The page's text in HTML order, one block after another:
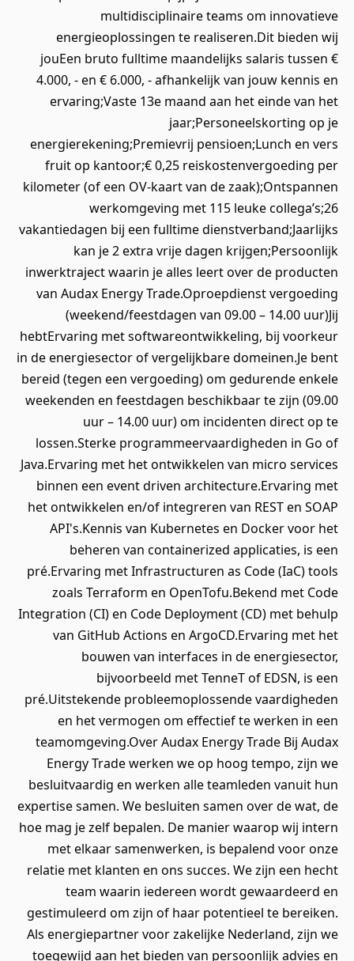
multidisciplinaire teams om innovatieve
energieoplossingen te realiseren.Dit bieden wij
jouEen bruto fulltime maandelijks salaris tussen €
4.000, - en € 6.000, - afhankelijk van jouw kennis en
ervaring;Vaste 13e maand aan het einde van het
jaar;Personeelskorting op je
energierekening;Premievrij pensioen;Lunch en vers
fruit op kantoor;€ 0,25 reiskostenvergoeding per
kilometer (of een OV-kaart van de zaak);Ontspannen
werkomgeving met 115 leuke collega’s;26
vakantiedagen bij een fulltime dienstverband;Jaarlijks
kan je 2 extra vrije dagen krijgen;Persoonlijk
inwerktraject waarin je alles leert over de producten
van Audax Energy Trade.Oproepdienst vergoeding
(weekend/feestdagen van 09.00 – 14.00 uur)Jij
hebtErvaring met softwareontwikkeling, bij voorkeur
in de energiesector of vergelijkbare domeinen.Je bent
bereid (tegen een vergoeding) om gedurende enkele
weekenden en feestdagen beschikbaar te zijn (09.00
uur – 14.00 uur) om incidenten direct op te
lossen.Sterke programmeervaardigheden in Go of
Java.Ervaring met het ontwikkelen van micro services
binnen een event driven architecture.Ervaring met
het ontwikkelen en/of integreren van REST en SOAP
API's.Kennis van Kubernetes en Docker voor het
beheren van containerized applicaties, is een
pré.Ervaring met Infrastructuren as Code (IaC) tools
zoals Terraform en OpenTofu.Bekend met Code
Integration (CI) en Code Deployment (CD) met behulp
van GitHub Actions en ArgoCD.Ervaring met het
bouwen van interfaces in de energiesector,
bijvoorbeeld met TenneT of EDSN, is een
pré.Uitstekende probleemoplossende vaardigheden
en het vermogen om effectief te werken in een
teamomgeving.Over Audax Energy Trade Bij Audax
Energy Trade werken we op hoog tempo, zijn we
besluitvaardig en werken alle teamleden vanuit hun
expertise samen. We besluiten samen over de wat, de
hoe mag je zelf bepalen. De manier waarop wij intern
met elkaar samenwerken, is bepalend voor onze
relatie met klanten en ons succes. We zijn een hecht
team waarin iedereen wordt gewaardeerd en
gestimuleerd om zijn of haar potentieel te bereiken.
Als energiepartner voor zakelijke Nederland, zijn we
toegewijd aan het bieden van persoonlijk advies en